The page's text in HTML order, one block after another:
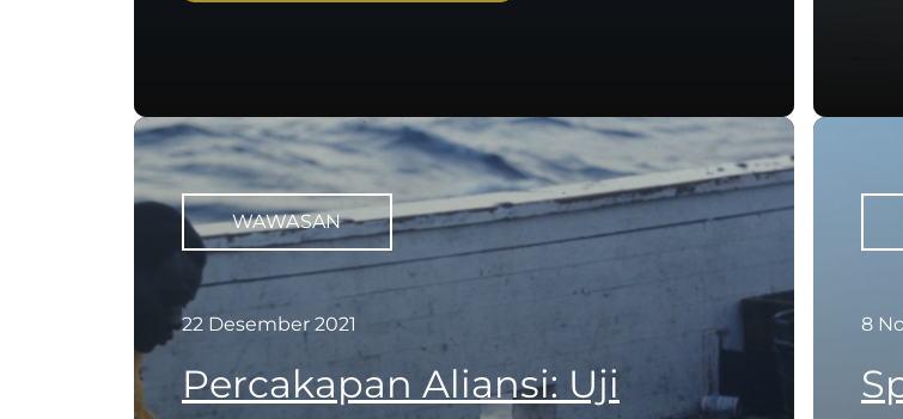
WAWASAN
22 Desember 2021
Percakapan Aliansi: Uji
8